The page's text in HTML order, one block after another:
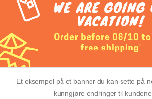
Et eksempel på et banner du kan sette på
kunngjøre endringer til